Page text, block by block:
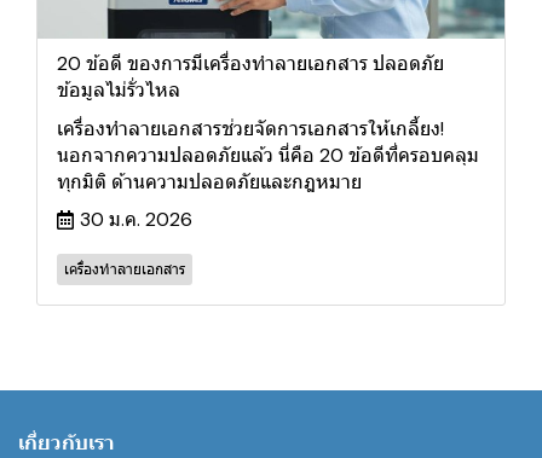
20 ข้อดี ของการมีเครื่องทำลายเอกสาร ปลอดภัย
ข้อมูลไม่รั่วไหล
เครื่องทำลายเอกสารช่วยจัดการเอกสารให้เกลี้ยง!
นอกจากความปลอดภัยแล้ว นี่คือ 20 ข้อดีที่ครอบคลุม
ทุกมิติ ด้านความปลอดภัยและกฎหมาย
30 ม.ค. 2026
เครื่องทำลายเอกสาร
เกี่ยวกับเรา